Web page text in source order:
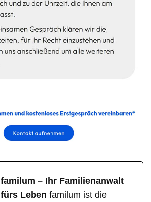
familum – Ihr Familienanwalt
fürs Leben familum ist die